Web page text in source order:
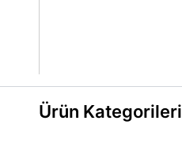
Ürün Kategorileri